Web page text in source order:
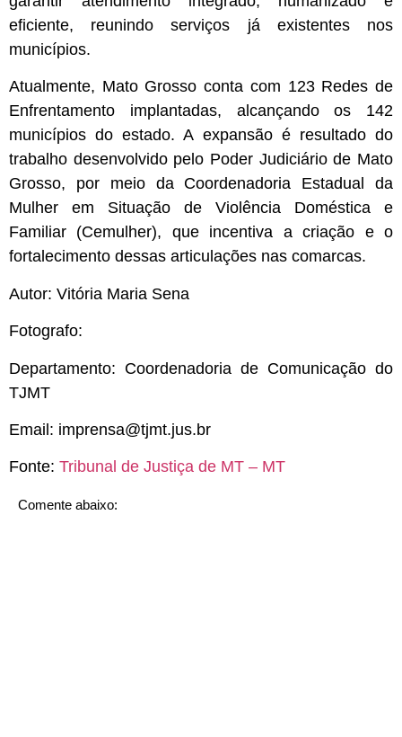
eficiente, reunindo serviços já existentes nos
municípios.
Atualmente, Mato Grosso conta com 123 Redes de
Enfrentamento implantadas, alcançando os 142
municípios do estado. A expansão é resultado do
trabalho desenvolvido pelo Poder Judiciário de Mato
Grosso, por meio da Coordenadoria Estadual da
Mulher em Situação de Violência Doméstica e
Familiar (Cemulher), que incentiva a criação e o
fortalecimento dessas articulações nas comarcas.
Autor: Vitória Maria Sena
Fotografo:
Departamento: Coordenadoria de Comunicação do
TJMT
Email: imprensa@tjmt.jus.br
Fonte: Tribunal de Justiça de MT – MT
Comente abaixo: